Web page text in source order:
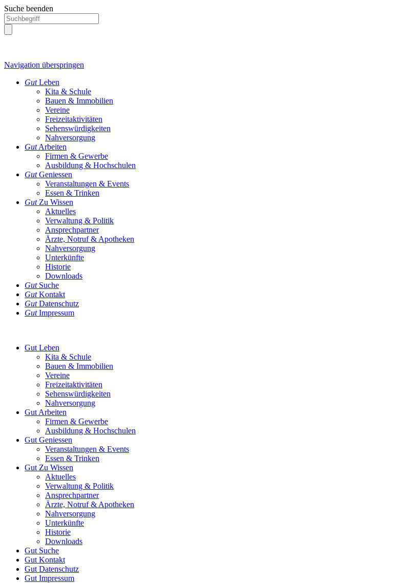
Suche beenden
Navigation überspringen
GutLeben
Kita & Schule
Bauen & Immobilien
Vereine
Freizeitaktivitäten
Sehenswürdigkeiten
Nahversorgung
GutArbeiten
Firmen & Gewerbe
Ausbildung & Hochschulen
GutGeniessen
Veranstaltungen & Events
Essen & Trinken
GutZu Wissen
Aktuelles
Verwaltung & Politik
Ansprechpartner
Ärzte, Notruf & Apotheken
Nahversorgung
Unterkünfte
Historie
Downloads
GutSuche
GutKontakt
GutDatenschutz
GutImpressum
Gut Leben
Kita & Schule
Bauen & Immobilien
Vereine
Freizeitaktivitäten
Sehenswürdigkeiten
Nahversorgung
Gut Arbeiten
Firmen & Gewerbe
Ausbildung & Hochschulen
Gut Geniessen
Veranstaltungen & Events
Essen & Trinken
Gut Zu Wissen
Aktuelles
Verwaltung & Politik
Ansprechpartner
Ärzte, Notruf & Apotheken
Nahversorgung
Unterkünfte
Historie
Downloads
Gut Suche
Gut Kontakt
Gut Datenschutz
Gut Impressum